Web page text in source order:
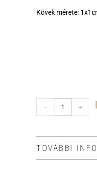
Kövek mérete:
- +
TOVÁBBI